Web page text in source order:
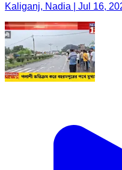
Kaliganj, Nadia | Jul 16,